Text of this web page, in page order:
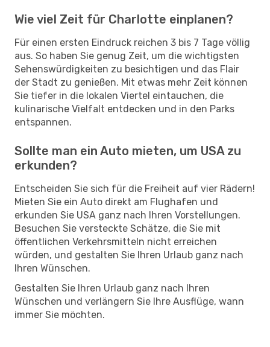
Wie viel Zeit für Charlotte einplanen?
Für einen ersten Eindruck reichen 3 bis 7 Tage völlig
aus. So haben Sie genug Zeit, um die wichtigsten
Sehenswürdigkeiten zu besichtigen und das Flair
der Stadt zu genießen. Mit etwas mehr Zeit können
Sie tiefer in die lokalen Viertel eintauchen, die
kulinarische Vielfalt entdecken und in den Parks
entspannen.
Sollte man ein Auto mieten, um USA zu
erkunden?
Entscheiden Sie sich für die Freiheit auf vier Rädern!
Mieten Sie ein Auto direkt am Flughafen und
erkunden Sie USA ganz nach Ihren Vorstellungen.
Besuchen Sie versteckte Schätze, die Sie mit
öffentlichen Verkehrsmitteln nicht erreichen
würden, und gestalten Sie Ihren Urlaub ganz nach
Ihren Wünschen.
Gestalten Sie Ihren Urlaub ganz nach Ihren
Wünschen und verlängern Sie Ihre Ausflüge, wann
immer Sie möchten.